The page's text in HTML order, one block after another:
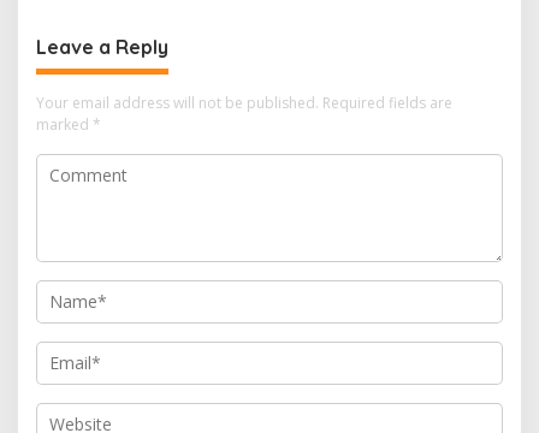
a
v
i
g
a
o
n
Leave a Reply
Your email address will not be published. Required fields are
marked *